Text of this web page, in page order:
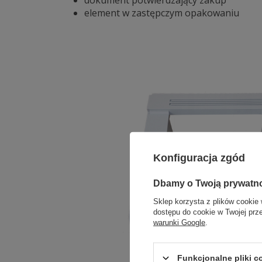
element w zastępczym opakowaniu
Konfiguracja zgód
Dbamy o Twoją
Sklep korzysta z plików cookie
dostępu do cookie w Twojej
warunki Google
Funkcjonalne pliki